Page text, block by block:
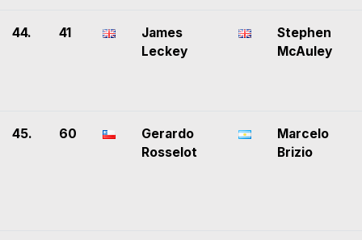
44. 41
James
Leckey
Stephen
McAuley
45. 60
Gerardo
Rosselot
Marcelo
Brizio